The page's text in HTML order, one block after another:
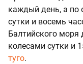
каждый день, а по
сутки и восемь
Балтийского моря
колесами сутки и
туго.